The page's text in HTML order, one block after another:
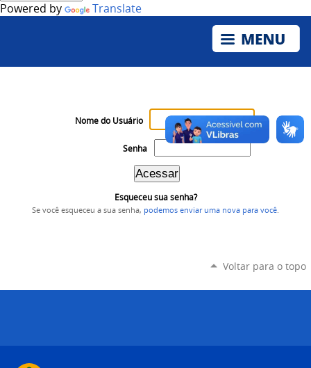
Powered by Translate
Nome do Usuário
Senha
Esqueceu sua senha?
Se você esqueceu a sua senha, podemos enviar uma nova para você
Voltar para o topo